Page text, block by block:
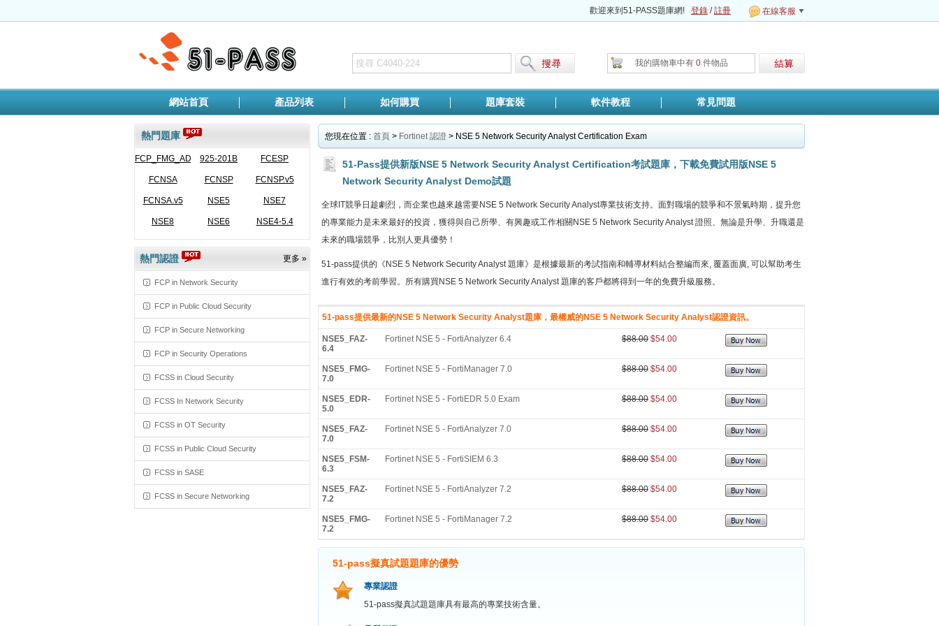
在線客服
歡迎來到51-PASS題庫網! 登錄 /註冊
我的購物車中有 0件物品
網站首頁 產品列表 如何購買 題庫套裝 軟件教程 常見問題
熱門題庫
FCP_FMG_AD-
7.6
925-201B FCESP
FCNSA FCNSP FCNSP.v5
FCNSA.v5 NSE5 NSE7
NSE8 NSE6 NSE4-5.4
更多 »
熱門認證
FCP in Network Security
FCP in Public Cloud Security
FCP in Secure Networking
FCP in Security Operations
FCSS in Cloud Security
FCSS In Network Security
FCSS in OT Security
FCSS in Public Cloud Security
FCSS in SASE
FCSS in Secure Networking
您現在位置 : 首頁 > Fortinet 認證 > NSE 5 Network Security Analyst Certification Exam
51-Pass提供新版NSE 5 Network Security Analyst Certification考試題庫，下載免費試用版NSE 5
Network Security Analyst Demo試題
全球IT競爭日趁劇烈，而企業也越來越需要NSE 5 Network Security Analyst專業技術支持。面對職場的競爭和不景氣時期，提升您
的專業能力是未來最好的投資，獲得與自己所學、有興趣或工作相關NSE 5 Network Security Analyst 證照、無論是升學、升職還是
未來的職場競爭，比別人更具優勢！
51-pass提供的《NSE 5 Network Security Analyst 題庫》是根據最新的考試指南和輔導材料結合整編而來, 覆蓋面廣, 可以幫助考生
進行有效的考前學習。所有購買NSE 5 Network Security Analyst 題庫的客戶都將得到一年的免費升級服務。
51-pass提供最新的NSE 5 Network Security Analyst題庫，最權威的NSE 5 Network Security Analyst認證資訊。
NSE5_FAZ-
6.4
Fortinet NSE 5 - FortiAnalyzer 6.4 $88.00 $54.00
NSE5_FMG-
7.0
Fortinet NSE 5 - FortiManager 7.0 $88.00 $54.00
NSE5_EDR-
5.0
Fortinet NSE 5 - FortiEDR 5.0 Exam $88.00 $54.00
NSE5_FAZ-
7.0
Fortinet NSE 5 - FortiAnalyzer 7.0 $88.00 $54.00
NSE5_FSM-
6.3
Fortinet NSE 5 - FortiSIEM 6.3 $88.00 $54.00
NSE5_FAZ-
7.2
Fortinet NSE 5 - FortiAnalyzer 7.2 $88.00 $54.00
NSE5_FMG-
7.2
Fortinet NSE 5 - FortiManager 7.2 $88.00 $54.00
51-pass擬真試題題庫的優勢
專業認證
51-pass擬真試題題庫具有最高的專業技術含量。